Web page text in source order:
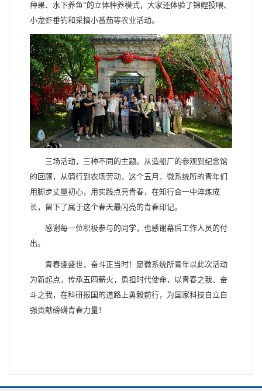
种果、水下养鱼”的立体种养模式，大家还体验了锦鲤投喂、
小龙虾垂钓和采摘小番茄等农业活动。
三场活动，三种不同的主题。从造船厂的参观到纪念馆
的回顾，从骑行到农场劳动，这个五月，微系统所的青年们
用脚步丈量初心，用实践点亮青春，在知行合一中淬炼成
长，留下了属于这个春天最闪亮的青春印记。
感谢每一位积极参与的同学，也感谢幕后工作人员的付
出。
青春逢盛世，奋斗正当时！愿微系统所青年以此次活动
为新起点，传承五四薪火，勇担时代使命，以青春之我、奋
斗之我，在科研报国的道路上勇毅前行，为国家科技自立自
强贡献磅礴青春力量！